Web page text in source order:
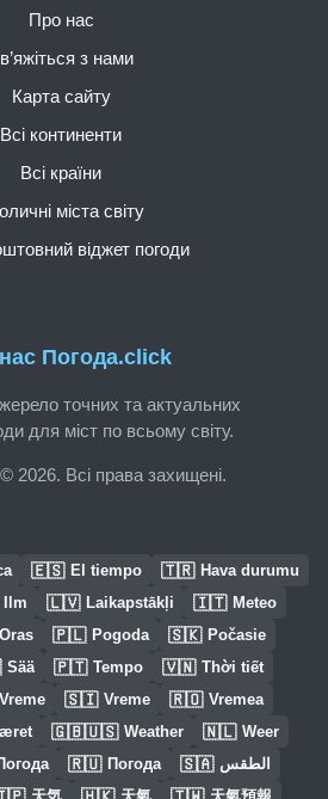
Погода.click
точних та актуальних
для міст по всьому світу.
2026. Всі права захищені.
Про нас
з нами
Карта сайту
Всі континенти
Всі країни
міста світу
віджет погоди
🇪🇸 El tiempo 🇹🇷 Hava durumu
Ilm 🇱🇻 Laikapstākļi 🇮🇹 Meteo
Oras 🇵🇱 Pogoda 🇸🇰 Počasie
Sää 🇵🇹 Tempo 🇻🇳 Thời tiết
Vreme 🇸🇮 Vreme 🇷🇴 Vremea
🇬🇧🇺🇸 Weather 🇳🇱 Weer
🇷🇺 Погода 🇸🇦 الطقس